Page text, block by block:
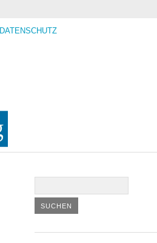
DATENSCHUTZ